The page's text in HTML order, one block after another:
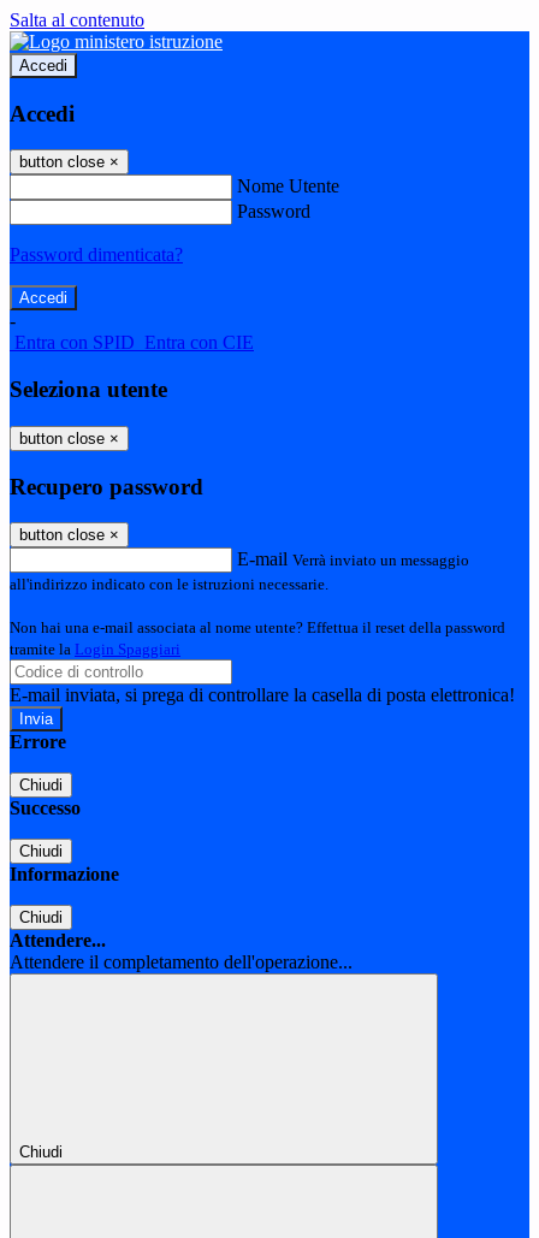
Salta al contenuto
Accedi
Accedi
button close ×
Nome Utente
Password
Password dimenticata?
-
Entra con SPID Entra con CIE
Seleziona utente
button close ×
Recupero password
button close ×
E-mail Verrà inviato un messaggio
all'indirizzo indicato con le istruzioni necessarie.
Non hai una e-mail associata al nome utente? Effettua il reset della password
tramite la Login Spaggiari
E-mail inviata, si prega di controllare la casella di posta elettronica!
Errore
Chiudi
Successo
Chiudi
Informazione
Chiudi
Attendere...
Attendere il completamento dell'operazione...
Chiudi